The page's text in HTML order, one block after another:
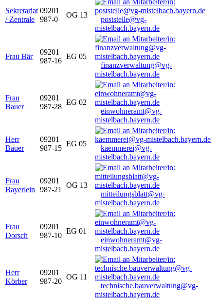
Sekretariat
/ Zentrale
09201
987-0
OG 13
poststelle@vg-
mistelbach.bayern.de
Frau Bär
09201
987-16
EG 05
finanzverwaltung@vg-
mistelbach.bayern.de
Frau
Bauer
09201
987-28
EG 02
einwohneramt@vg-
mistelbach.bayern.de
Herr
Bauer
09201
987-15
EG 05
kaemmerei@vg-
mistelbach.bayern.de
Frau
Bayerlein
09201
987-21
OG 13
mitteilungsblatt@vg-
mistelbach.bayern.de
Frau
Dorsch
09201
987-10
EG 01
einwohneramt@vg-
mistelbach.bayern.de
Herr
Körber
09201
987-20
OG 11
technische.bauverwaltung@vg-
mistelbach.bayern.de